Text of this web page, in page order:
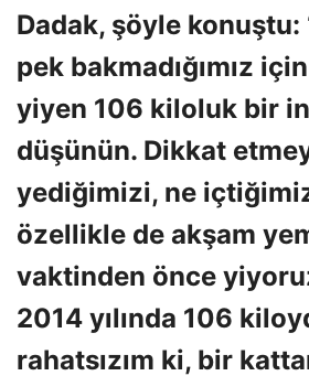
Dadak, şöyle konuştu:
pek bakmadığımız
yiyen 106 kiloluk bir
düşünün. Dikkat
yediğimizi, ne
özellikle de akşam
vaktinden önce
2014 yılında 106
rahatsızım ki, bir